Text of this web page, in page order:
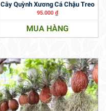
Cây Quỳnh Xương Cá Chậu Treo
95.000₫
MUA HÀNG